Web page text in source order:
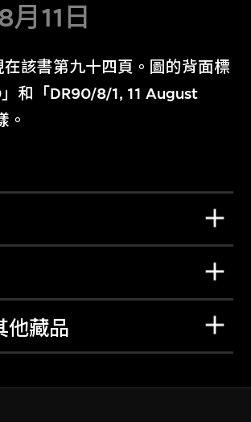
11日
該書第九十四頁。圖的背面標
和「DR90/8/1, 11 August
。
他藏品